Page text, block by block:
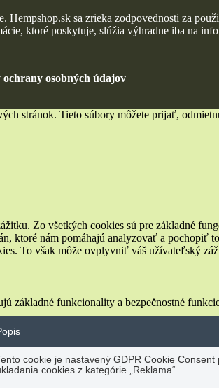
sa zrieka zodpovednosti za
ktoré poskytuje, slúžia výhradne iba na
ochrany osobných údajov
stránok. Tieto súbory môžete prijať,
Zo všetkých cookies sú pre základné
ktoré nám pomáhajú analyzovať a pochopiť
To však môže ovplyvniť váš užívateľský
základné funkcionality a bezpečnostné
cookie je nastavený GDPR Cookie
cookies z kategórie „Reklama“.